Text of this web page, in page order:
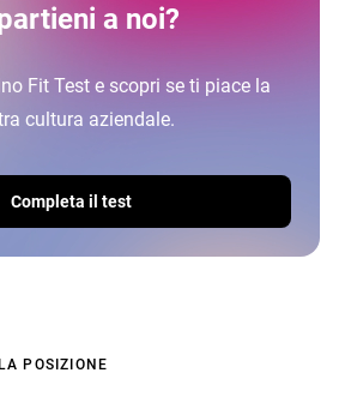
a noi?
Fit Test e scopri se ti piace la
cultura aziendale.
Completa il test
POSIZIONE